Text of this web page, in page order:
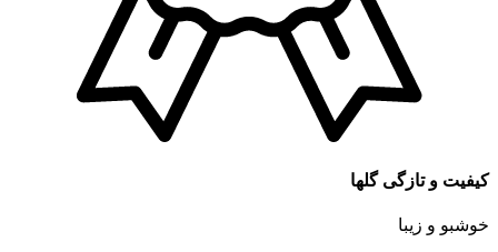
کیفیت و تازگی گلها
خوشبو و زیبا